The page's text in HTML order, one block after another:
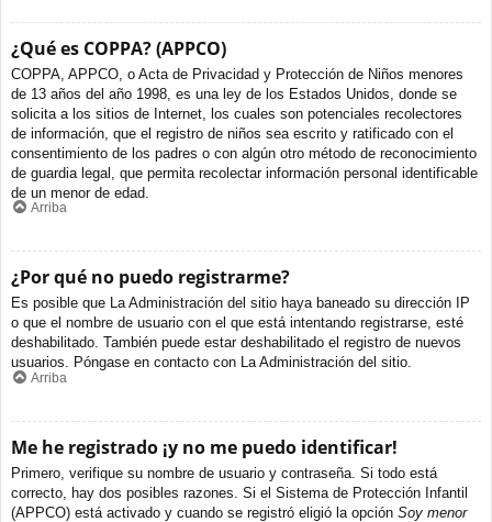
¿Qué es COPPA? (APPCO)
COPPA, APPCO, o Acta de Privacidad y Protección de Niños menores
de 13 años del año 1998, es una ley de los Estados Unidos, donde se
solicita a los sitios de Internet, los cuales son potenciales recolectores
de información, que el registro de niños sea escrito y ratificado con el
consentimiento de los padres o con algún otro método de reconocimiento
de guardia legal, que permita recolectar información personal identificable
de un menor de edad.
Arriba
¿Por qué no puedo registrarme?
Es posible que La Administración del sitio haya baneado su dirección IP
o que el nombre de usuario con el que está intentando registrarse, esté
deshabilitado. También puede estar deshabilitado el registro de nuevos
usuarios. Póngase en contacto con La Administración del sitio.
Arriba
Me he registrado ¡y no me puedo identificar!
Primero, verifique su nombre de usuario y contraseña. Si todo está
correcto, hay dos posibles razones. Si el Sistema de Protección Infantil
(APPCO) está activado y cuando se registró eligió la opción Soy menor